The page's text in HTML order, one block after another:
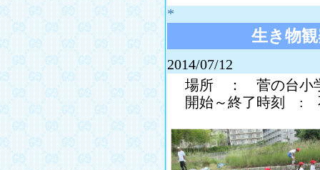
*
生き物
2014/07/12
場所 ： 菅の台小
開始～終了時刻 :